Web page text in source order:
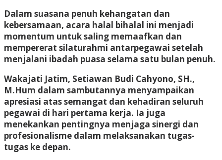
Dalam suasana penuh kehangatan dan
kebersamaan, acara halal bihalal ini menjadi
momentum untuk saling memaafkan dan
mempererat silaturahmi antarpegawai setelah
menjalani ibadah puasa selama satu bulan penuh.
Wakajati Jatim, Setiawan Budi Cahyono, SH.,
M.Hum dalam sambutannya menyampaikan
apresiasi atas semangat dan kehadiran seluruh
pegawai di hari pertama kerja. Ia juga
menekankan pentingnya menjaga sinergi dan
profesionalisme dalam melaksanakan tugas-
tugas ke depan.